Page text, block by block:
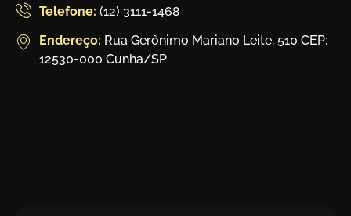
Telefone: (12) 3111-1468
Endereço: Rua Gerônimo Mariano Leite, 510 CEP:
12530-000 Cunha/SP